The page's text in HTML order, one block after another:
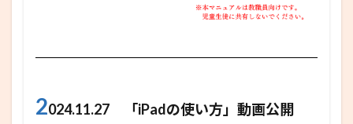
2024.11.27 「iPadの使い方」動画公開